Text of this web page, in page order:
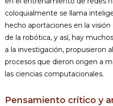
coloquialmente se llama
hecho aportaciones en la
de la robótica, y así, hay
a la investigación, propusieron
procesos que dieron origen a
las ciencias computacionales.
Pensamiento crítico y